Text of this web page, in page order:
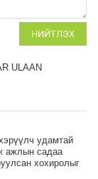
НИЙТЛЭХ
ULAAN
удамтай
ажлын садаа
хохиролыг